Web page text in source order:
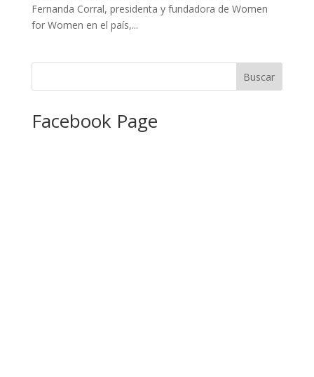
Fernanda Corral, presidenta y fundadora de Women
for Women en el país,...
Facebook Page